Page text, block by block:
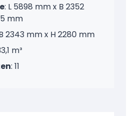
: L 5898 mm x B 2352
mm
2343 mm x H 2280 mm
m³
: 11